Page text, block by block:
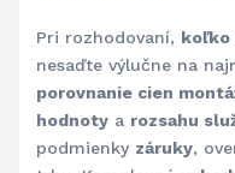
Pri rozhodovaní, koľko
nesaďte výlučne na
porovnanie cien
hodnotya rozsahu
podmienky záruky,